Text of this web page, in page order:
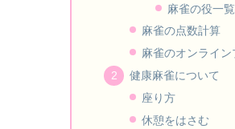
麻雀の役一覧
麻雀の点数計算
麻雀のオンライン
健康麻雀について
座り方
休憩をはさむ